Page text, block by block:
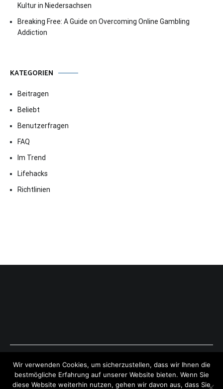
Kultur in Niedersachsen
Breaking Free: A Guide on Overcoming Online Gambling
Addiction
KATEGORIEN
Beitragen
Beliebt
Benutzerfragen
FAQ
Im Trend
Lifehacks
Richtlinien
Copyright © 2026ExpressAntworten.com . All rights reserved.
Theme:Cenote by ThemeGrill. Powered byWordPress .
Wir verwenden Cookies, um sicherzustellen, dass wir Ihnen die
bestmögliche Erfahrung auf unserer Website bieten. Wenn Sie
diese Website weiterhin nutzen, gehen wir davon aus, dass Sie